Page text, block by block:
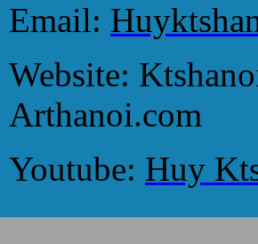
Email:
Website:
Arthanoi.com
Youtube: Huy